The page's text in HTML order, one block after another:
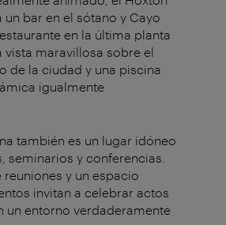
un bar en el sótano y Cayo
en la última planta
vista maravillosa sobre el
de la ciudad y una piscina
igualmente
también es un lugar idóneo
seminarios y conferencias.
reuniones y un espacio
invitan a celebrar actos
un entorno verdaderamente